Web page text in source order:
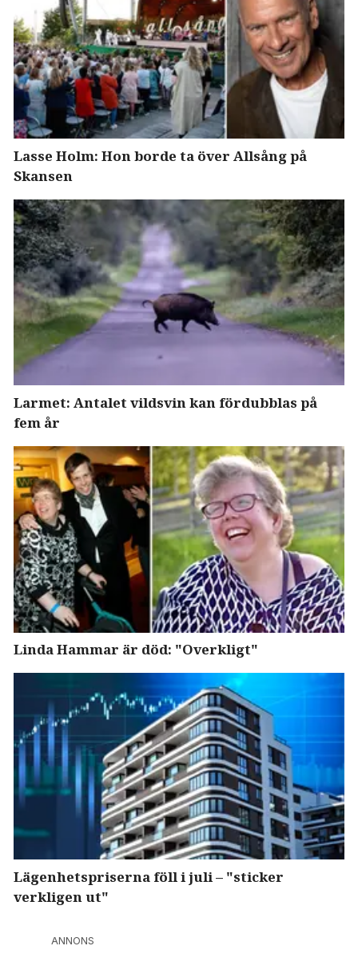
Lasse Holm: Hon borde ta över Allsång på
Skansen
Larmet: Antalet vildsvin kan fördubblas på
fem år
Linda Hammar är död: "Overkligt"
Lägenhetspriserna föll i juli – "sticker
verkligen ut"
ANNONS